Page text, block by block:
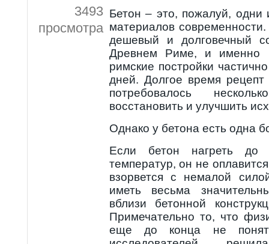
Бетон – это, пожалуй, одни
материалов
дешевый и долговечный
Древнем Риме, и именно
римские постройки
дней. Долгое время
потребовалось
восстановить и улучшить
Однако у бетона есть одна
Если бетон нагреть до
температур, он не
взорвется с немалой
иметь весьма
вблизи бетонной
Примечательно то, что
еще до конца не
3493
просмотра